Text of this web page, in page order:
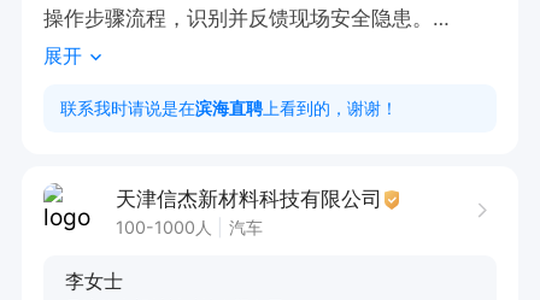
操作步骤流程，识别并反馈现场安全隐患。
5、检查各岗位防漏孔工装的使用；
6、生产中人员操作培训、控制不良品的流出，及
任职要求：
经验。
展开
联系我时请说是在滨海直聘 上看到的，谢谢！
天津信杰新材料科技有限公司
100-1000人 汽车
李女士